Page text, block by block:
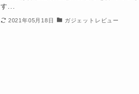
す...
2021年05月18日 ガジェットレビュー